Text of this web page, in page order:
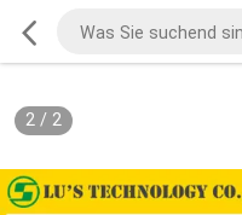
2/ 2